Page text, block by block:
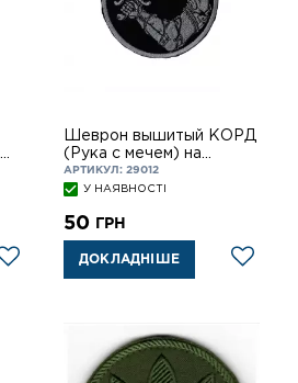
Шеврон вышитый КОРД
(Рука с мечем) на
липучке
АРТИКУЛ: 29012
У НАЯВНОСТІ
50 ГРН
ДОКЛАДНІШЕ